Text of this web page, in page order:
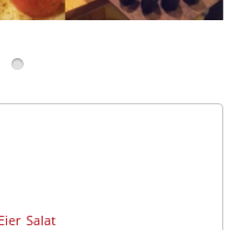
Eier Salat